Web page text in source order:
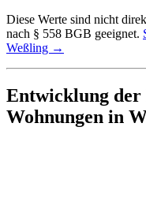
Diese Werte sind nicht
nach § 558 BGB geeignet.
Weßling →
Entwicklung
Wohnungen in